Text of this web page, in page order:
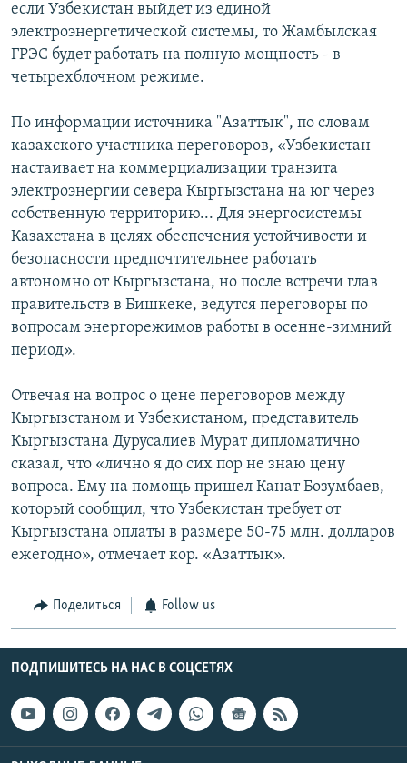
если Узбекистан выйдет из единой
электроэнергетической системы, то Жамбылская
ГРЭС будет работать на полную мощность - в
четырехблочном режиме.
По информации источника "Азаттык", по словам
казахского участника переговоров, «Узбекистан
настаивает на коммерциализации транзита
электроэнергии севера Кыргызстана на юг через
собственную территорию... Для энергосистемы
Казахстана в целях обеспечения устойчивости и
безопасности предпочтительнее работать
автономно от Кыргызстана, но после встречи глав
правительств в Бишкеке, ведутся переговоры по
вопросам энергорежимов работы в осенне-зимний
период».
Отвечая на вопрос о цене переговоров между
Кыргызстаном и Узбекистаном, представитель
Кыргызстана Дурусалиев Мурат дипломатично
сказал, что «лично я до сих пор не знаю цену
вопроса. Ему на помощь пришел Канат Бозумбаев,
который сообщил, что Узбекистан требует от
Кыргызстана оплаты в размере 50-75 млн. долларов
ежегодно», отмечает кор. «Азаттык».
Поделиться Follow us
ПОДПИШИТЕСЬ НА НАС В СОЦСЕТЯХ